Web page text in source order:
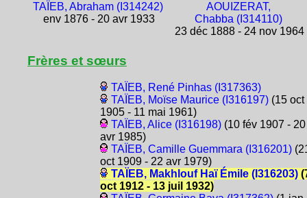
TAÏEB, Abraham (I314242)
env 1876 - 20 avr 1933
AOUIZERAT,
Chabba (I314110)
23 déc 1888 - 24 nov 1964
Frères et sœurs
TAÏEB, René Pinhas (I317363)
TAÏEB, Moïse Maurice (I316197)(15 oct
1905 - 11 mai 1961)
TAÏEB, Alice (I316198)(10 fév 1907 - 20
avr 1985)
TAÏEB, Camille Guemmara (I316201)
oct 1909 - 22 avr 1979)
TAÏEB, Makhlouf Haï Émile (I316203)
oct 1912 - 13 juil 1932)